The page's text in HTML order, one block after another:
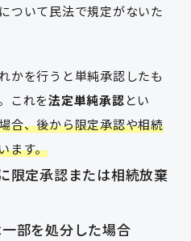
ついて民法で規定がないた
かを行うと単純承認したも
これを法定単純承認とい
合、後から限定承認や相続
ます。
限定承認または相続放棄
部を処分した場合